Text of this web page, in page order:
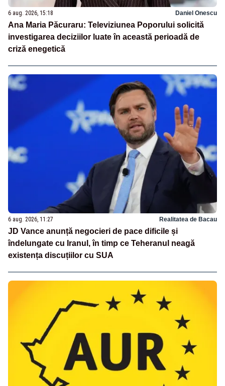
6 aug. 2026, 15:18 Daniel Onescu
Ana Maria Păcuraru: Televiziunea Poporului solicită
investigarea deciziilor luate în această perioadă de
criză enegetică
6 aug. 2026, 11:27 Realitatea de Bacau
JD Vance anunță negocieri de pace dificile și
îndelungate cu Iranul, în timp ce Teheranul neagă
existența discuțiilor cu SUA